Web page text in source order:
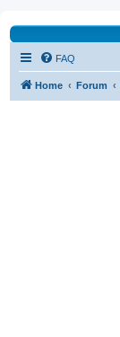
FAQ
Home Forum